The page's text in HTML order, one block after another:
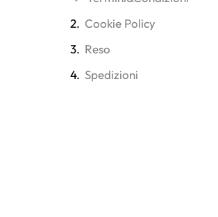
2. Cookie Policy
3. Reso
4. Spedizioni